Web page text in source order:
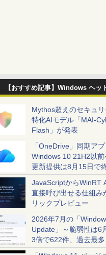
【おすすめ記事】Windows ヘッ
Mythos超えのセキュリ
特化AIモデル「MAI-
Flash」が発表
「OneDrive」同期アプ
Windows 10 21H2以前
更新提供は8月15日で
JavaScriptからWinRT
直接呼び出せる仕組み
リックプレビュー
2026年7月の「
Update」～脆弱性は6
3倍で622件、過去最多
幅に更新